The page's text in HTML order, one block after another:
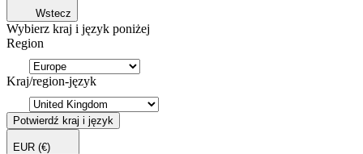
Wstecz
Wybierz kraj i język poniżej
Region
Kraj/region-język
Potwierdź kraj i język
EUR (€)